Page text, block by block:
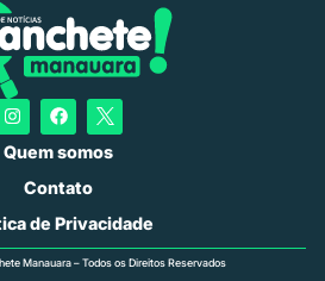
Quem somos
Contato
de Privacidade
Manauara – Todos os Direitos Reservados